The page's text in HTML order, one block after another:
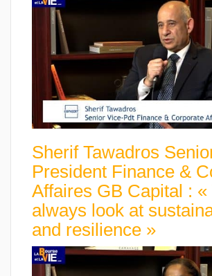
Sherif Tawadros
President Finance &
Affaires GB Capital : «
always look at
and resilience »